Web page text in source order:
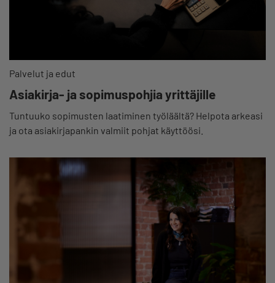
Palvelut ja edut
Asiakirja- ja sopimuspohjia yrittäjille
Tuntuuko sopimusten laatiminen työläältä? Helpota arkeasi
ja ota asiakirjapankin valmiit pohjat käyttöösi.